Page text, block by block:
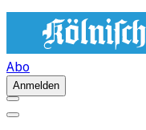
Abo
Anmelden